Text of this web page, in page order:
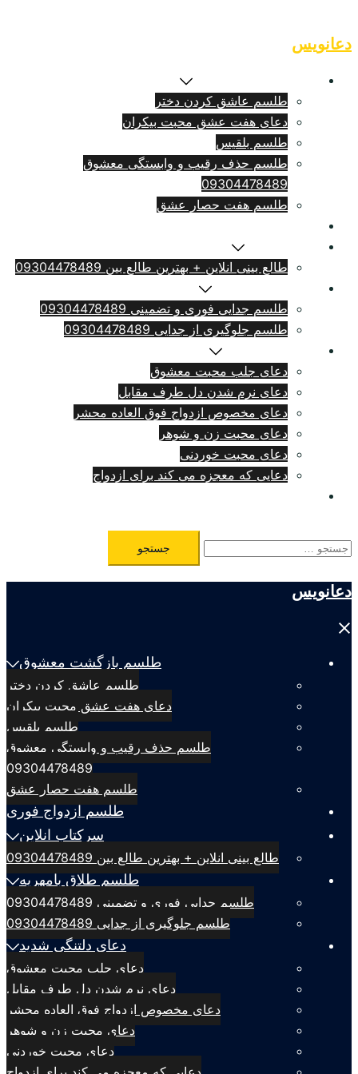
to
content
دعانویس
طلسم عاشق کردن دختر
دعای هفت عشق محبت بیکران
طلسم بلقيس
طلسم حذف رقیب و وابستگی معشوق
09304478489
طلسم هفت حصار عشق
طالع بینی انلاین + بهترین طالع بین 09304478489
طلسم جدایی فوری و تضمینی 09304478489
طلسم جلوگیری از جدایی 09304478489
دعای جلب محبت معشوق
دعای نرم شدن دل طرف مقابل
دعای مخصوص ازدواج فوق العاده محشر
دعای محبت زن و شوهر
دعای محبت خوردنی
دعایی که معجزه می کند برای ازدواج
جستجو
برای:
دعانویس
Close
طلسم بازگشت معشوق
طلسم عاشق کردن دختر
دعای هفت عشق محبت بیکران
طلسم بلقيس
طلسم حذف رقیب و وابستگی معشوق
09304478489
طلسم هفت حصار عشق
طلسم ازدواج فوری
سرکتاب انلاین
طالع بینی انلاین + بهترین طالع بین 09304478489
طلسم طلاق بامهریه
طلسم جدایی فوری و تضمینی 09304478489
طلسم جلوگیری از جدایی 09304478489
دعای دلتنگی شدید
دعای جلب محبت معشوق
دعای نرم شدن دل طرف مقابل
دعای مخصوص ازدواج فوق العاده محشر
دعای محبت زن و شوهر
دعای محبت خوردنی